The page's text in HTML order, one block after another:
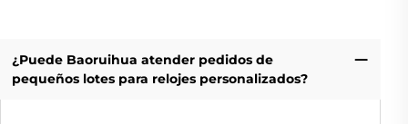
¿Puede Baoruihua atender pedidos de
pequeños lotes para relojes personalizados?